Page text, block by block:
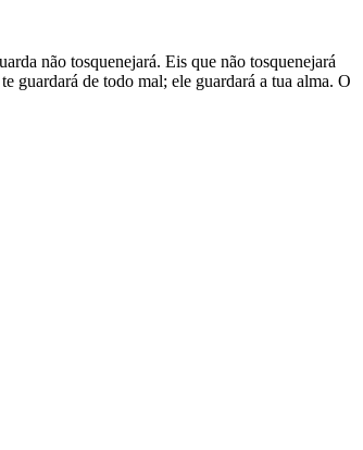
não tosquenejará. Eis que não tosquenejará
guardará de todo mal; ele guardará a tua alma. O